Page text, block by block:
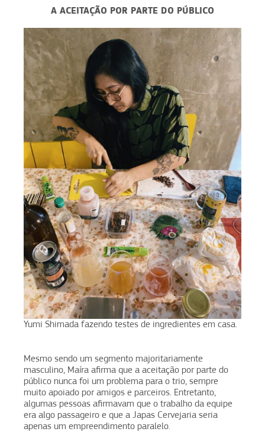
A ACEITAÇÃO POR PARTE DO PÚBLICO
Yumi Shimada fazendo testes de ingredientes em casa.
Mesmo sendo um segmento majoritariamente
masculino, Maíra afirma que a aceitação por parte do
público nunca foi um problema para o trio, sempre
muito apoiado por amigos e parceiros. Entretanto,
algumas pessoas afirmavam que o trabalho da equipe
era algo passageiro e que a Japas Cervejaria seria
apenas um empreendimento paralelo.